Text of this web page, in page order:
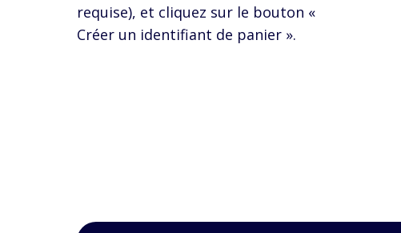
requise), et cliquez sur le bouton «
Créer un identifiant de panier ».